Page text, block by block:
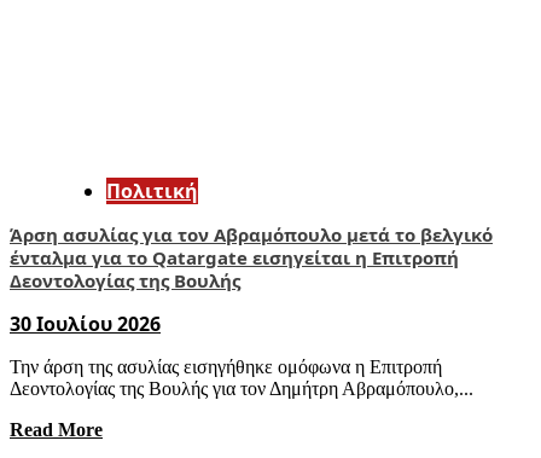
Πολιτική
Άρση ασυλίας για τον Αβραμόπουλο μετά το βελγικό
ένταλμα για το Qatargate εισηγείται η Επιτροπή
Δεοντολογίας της Βουλής
30 Ιουλίου 2026
Την άρση της ασυλίας εισηγήθηκε ομόφωνα η Επιτροπή
Δεοντολογίας της Βουλής για τον Δημήτρη Αβραμόπουλο,...
Read More